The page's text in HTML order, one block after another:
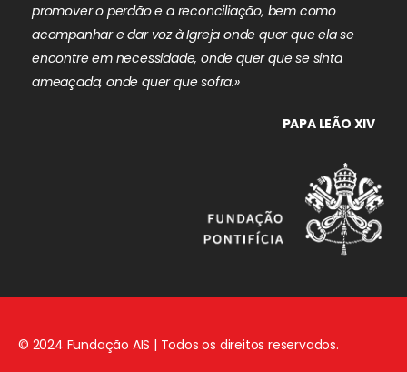
promover o perdão e a reconciliação, bem como
acompanhar e dar voz à Igreja onde quer que ela se
encontre em necessidade, onde quer que se sinta
ameaçada, onde quer que sofra.»
PAPA LEÃO XIV
© 2024 Fundação AIS | Todos os direitos reservados.